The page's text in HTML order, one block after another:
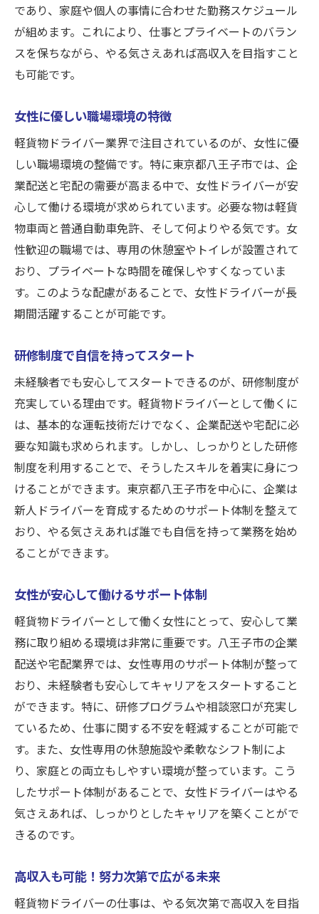
であり、家庭や個人の事情に合わせた勤務スケジュール
が組めます。これにより、仕事とプライベートのバラン
スを保ちながら、やる気さえあれば高収入を目指すこと
も可能です。
女性に優しい職場環境の特徴
軽貨物ドライバー業界で注目されているのが、女性に優
しい職場環境の整備です。特に東京都八王子市では、企
業配送と宅配の需要が高まる中で、女性ドライバーが安
心して働ける環境が求められています。必要な物は軽貨
物車両と普通自動車免許、そして何よりやる気です。女
性歓迎の職場では、専用の休憩室やトイレが設置されて
おり、プライベートな時間を確保しやすくなっていま
す。このような配慮があることで、女性ドライバーが長
期間活躍することが可能です。
研修制度で自信を持ってスタート
未経験者でも安心してスタートできるのが、研修制度が
充実している理由です。軽貨物ドライバーとして働くに
は、基本的な運転技術だけでなく、企業配送や宅配に必
要な知識も求められます。しかし、しっかりとした研修
制度を利用することで、そうしたスキルを着実に身につ
けることができます。東京都八王子市を中心に、企業は
新人ドライバーを育成するためのサポート体制を整えて
おり、やる気さえあれば誰でも自信を持って業務を始め
ることができます。
女性が安心して働けるサポート体制
軽貨物ドライバーとして働く女性にとって、安心して業
務に取り組める環境は非常に重要です。八王子市の企業
配送や宅配業界では、女性専用のサポート体制が整って
おり、未経験者も安心してキャリアをスタートすること
ができます。特に、研修プログラムや相談窓口が充実し
ているため、仕事に関する不安を軽減することが可能で
す。また、女性専用の休憩施設や柔軟なシフト制によ
り、家庭との両立もしやすい環境が整っています。こう
したサポート体制があることで、女性ドライバーはやる
気さえあれば、しっかりとしたキャリアを築くことがで
きるのです。
高収入も可能！努力次第で広がる未来
軽貨物ドライバーの仕事は、やる気次第で高収入を目指